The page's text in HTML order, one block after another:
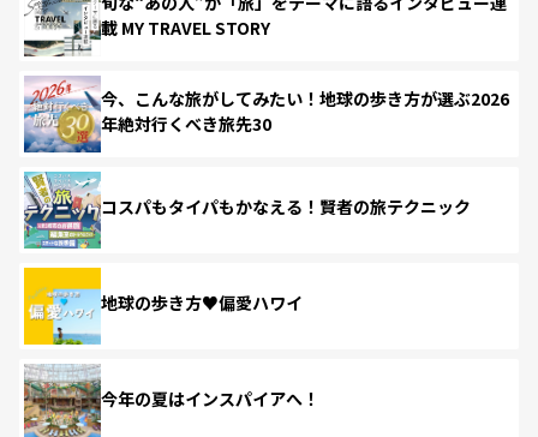
載 MY TRAVEL STORY
今、こんな旅がしてみたい！地球の歩き方が選ぶ2026
年絶対行くべき旅先30
コスパもタイパもかなえる！賢者の旅テクニック
地球の歩き方♥偏愛ハワイ
今年の夏はインスパイアへ！